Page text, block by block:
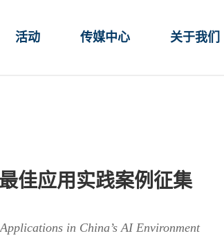
活动 传媒中心 关于我们
佳应用实践案例征集
in China’s AI Environment